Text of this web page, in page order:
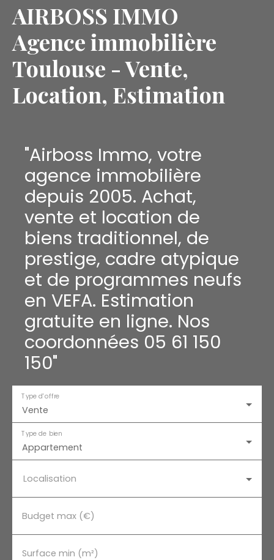
AIRBOSS IMMO
Agence immobilière
Toulouse - Vente,
Location, Estimation
"Airboss Immo, votre
agence immobilière
depuis 2005. Achat,
vente et location de
biens traditionnel, de
prestige, cadre atypique
et de programmes neufs
en VEFA. Estimation
gratuite en ligne. Nos
coordonnées 05 61 150
150"
Vente
Type d'offre
Appartement
Type de bien
Localisation
Budget max (€)
Surface min (m²)